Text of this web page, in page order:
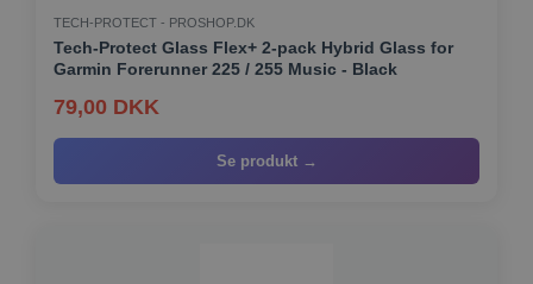
TECH-PROTECT - PROSHOP.DK
Tech-Protect Glass Flex+ 2-pack Hybrid Glass for
Garmin Forerunner 225 / 255 Music - Black
79,00 DKK
Se produkt →